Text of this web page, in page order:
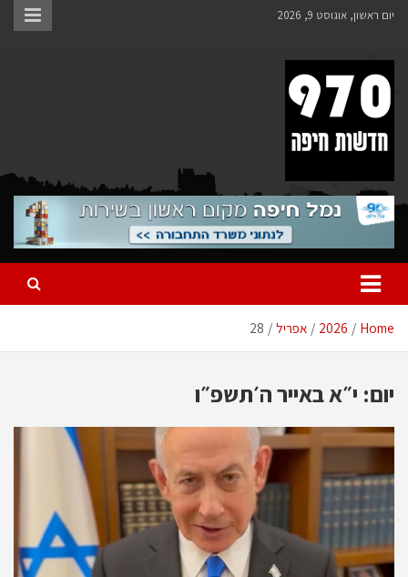
Skipיום ראשון, אוגוסט 9, 2026
970 חדשות חיפה
970 חדשות חיפה
Home
2026 אפריל 28
יום: י״א באייר ה׳תשפ״ו